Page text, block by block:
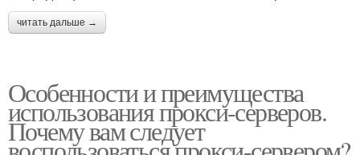
читать дальше →
Особенности и преимущества
использования прокси-серверов.
Почему вам следует